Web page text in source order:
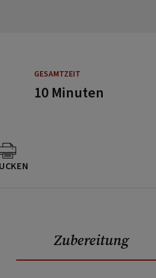
GESAMTZEIT
10 Minuten
Zubereitung